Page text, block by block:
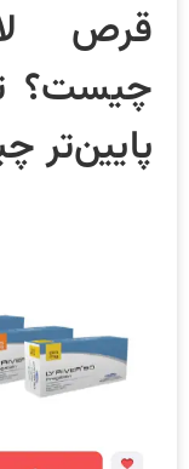
چیست؟
پایین‌‌تر